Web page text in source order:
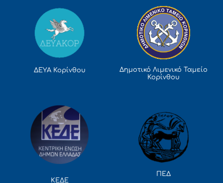
ΔΕΥΑ Κορίνθου
Δημοτικό Λιμενικό Ταμείο
Κορίνθου
ΚΕΔΕ
ΠΕΔ